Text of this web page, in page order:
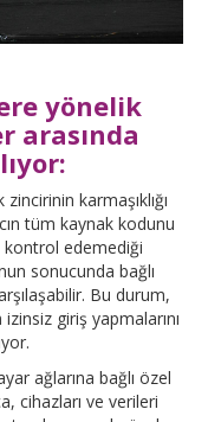
yönelik
arasında
karmaşıklığı
tüm kaynak kodunu
kontrol edemediği
sonucunda bağlı
Bu durum,
giriş yapmalarını
ağlarına bağlı özel
cihazları ve verileri